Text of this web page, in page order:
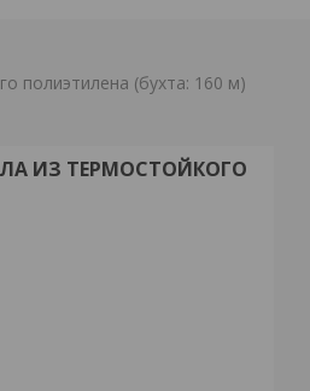
полиэтилена (бухта: 160 м)
ИЗ ТЕРМОСТОЙКОГО